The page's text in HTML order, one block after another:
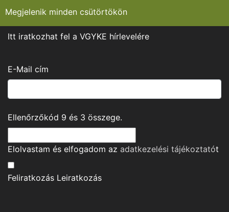
Megjelenik minden csütörtökön
Itt iratkozhat fel a VGYKE hírlevelére
E-Mail cím
Ellenőrzőkód 9 és 3 összege.
Elolvastam és elfogadom az adatkezelési tájékoztatót
Feliratkozás Leiratkozás